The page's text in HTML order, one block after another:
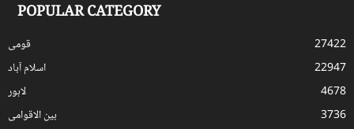
POPULAR CATEGORY
قومی
27422
اسلام آباد
22947
لاہور
4678
بین الاقوامی
3736